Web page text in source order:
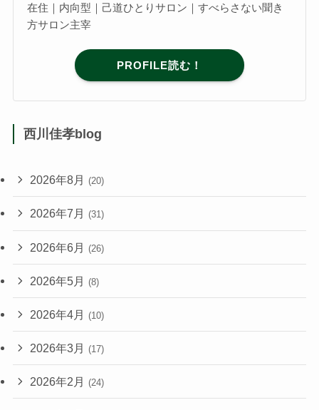
在住｜内向型｜己道ひとりサロン｜すべらさない聞き
方サロン主宰
PROFILE読む！
西川佳孝blog
2026年8月 (20)
2026年7月 (31)
2026年6月 (26)
2026年5月 (8)
2026年4月 (10)
2026年3月 (17)
2026年2月 (24)